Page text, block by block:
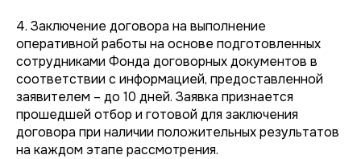
4. Заключение договора на выполнение
оперативной работы на основе подготовленных
сотрудниками Фонда договорных документов в
соответствии с информацией, предоставленной
заявителем – до 10 дней. Заявка признается
прошедшей отбор и готовой для заключения
договора при наличии положительных результатов
на каждом этапе рассмотрения.